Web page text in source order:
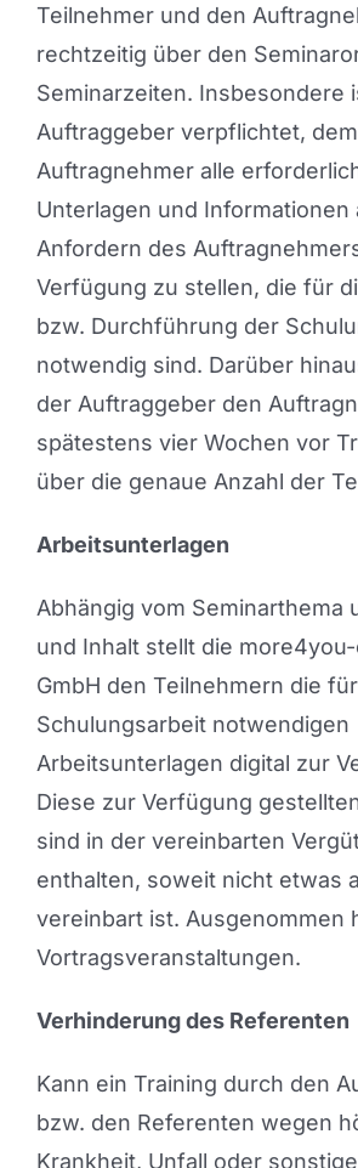
Teilnehmer und den
rechtzeitig über den
Seminarzeiten. Insbesondere
Auftraggeber verpflichtet, dem
Auftragnehmer alle
Unterlagen und Informationen
Anfordern des
Verfügung zu stellen, die für
bzw. Durchführung der
notwendig sind. Darüber
der Auftraggeber den
spätestens vier Wochen vor
über die genaue Anzahl der
Arbeitsunterlagen
Abhängig vom Seminarthema
und Inhalt stellt die
GmbH den Teilnehmern die
Schulungsarbeit notwendigen
Arbeitsunterlagen digital zur
Diese zur Verfügung
sind in der vereinbarten
enthalten, soweit nicht etwas
vereinbart ist. Ausgenommen
Vortragsveranstaltungen.
Verhinderung des Referenten
Kann ein Training durch den
bzw. den Referenten wegen
Krankheit, Unfall oder